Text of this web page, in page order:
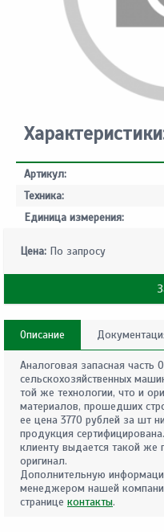
Артикул:
Техника:
Единица измерения:
Цена: По запросу
Описание
Аналоговая запасная часть
сельскохозяйственных
той же технологии, что и
материалов, прошедших
ее цена 3770 рублей за шт
продукция
клиенту выдается такой же
оригинал.
Дополнительную
менеджером нашей
странице контакты.